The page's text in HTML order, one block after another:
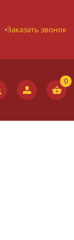
Заказать звонок